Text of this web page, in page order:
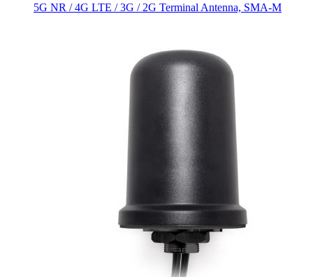
5G NR / 4G LTE / 3G / 2G Terminal Antenna, SMA-M